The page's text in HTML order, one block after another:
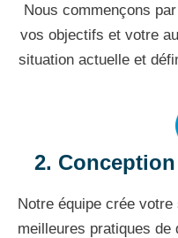
Nous commençons
vos objectifs et votre
situation actuelle et
2.
Notre équipe crée
meilleures pratiques de